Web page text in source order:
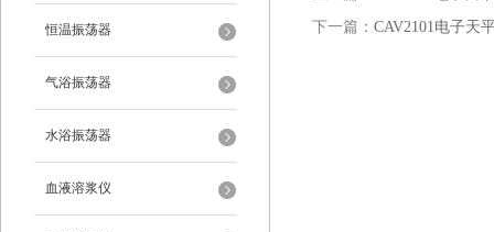
恒温振荡器
气浴振荡器
水浴振荡器
血液溶浆仪
下一篇： CAV2101电子天